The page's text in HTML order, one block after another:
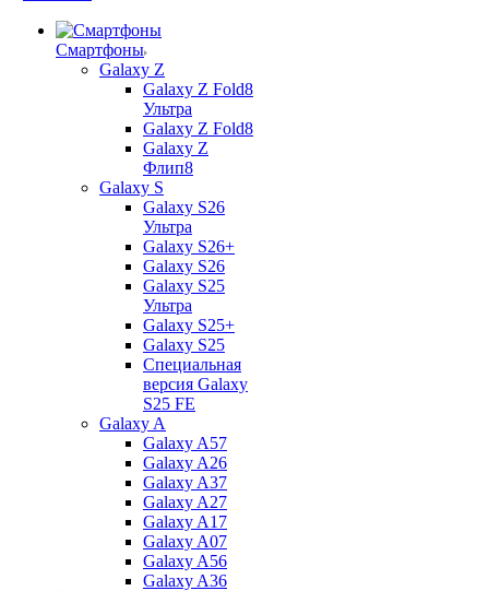
Смартфоны
Galaxy Z
Galaxy Z Fold8
Ультра
Galaxy Z Fold8
Galaxy Z
Флип8
Galaxy S
Galaxy S26
Ультра
Galaxy S26+
Galaxy S26
Galaxy S25
Ультра
Galaxy S25+
Galaxy S25
Специальная
версия Galaxy
S25 FE
Galaxy A
Galaxy A57
Galaxy A26
Galaxy A37
Galaxy A27
Galaxy A17
Galaxy A07
Galaxy A56
Galaxy A36